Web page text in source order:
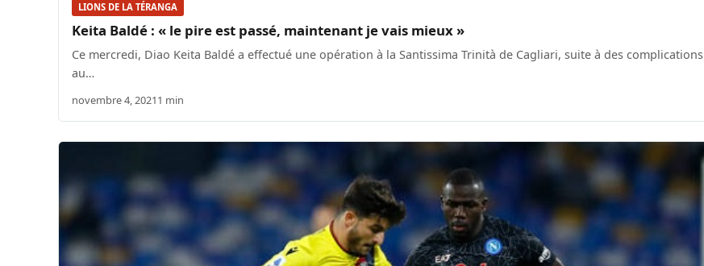
LIONS DE LA TÉRANGA
Keita Baldé : « le pire est passé, maintenant je vais mieux »
Ce mercredi, Diao Keita Baldé a effectué une opération à la Santissima Trinità de Cagliari, suite à des complications
au…
novembre 4, 20211 min